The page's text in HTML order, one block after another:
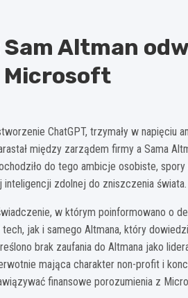
Altman
Microsoft
ChatGPT, trzymały w napięciu
między zarządem firmy a Sama
do tego ambicje osobiste,
zdolnej do zniszczenia świata.
w którym poinformowano o
jak i samego Altmana, który
brak zaufania do Altmana jako
mająca charakter non-profit i
finansowe porozumienia z